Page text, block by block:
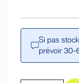
Si pas
prévoir 30-